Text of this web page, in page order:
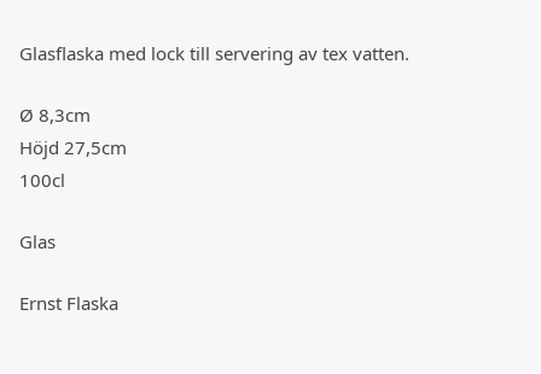
Glasflaska med lock till servering av tex vatten.
Ø 8,3cm
Höjd 27,5cm
100cl
Glas
Ernst Flaska